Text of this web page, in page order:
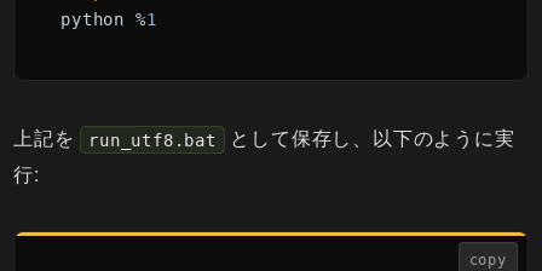
python %1
上記を run_utf8.bat として保存し、以下のように実
行:
copy